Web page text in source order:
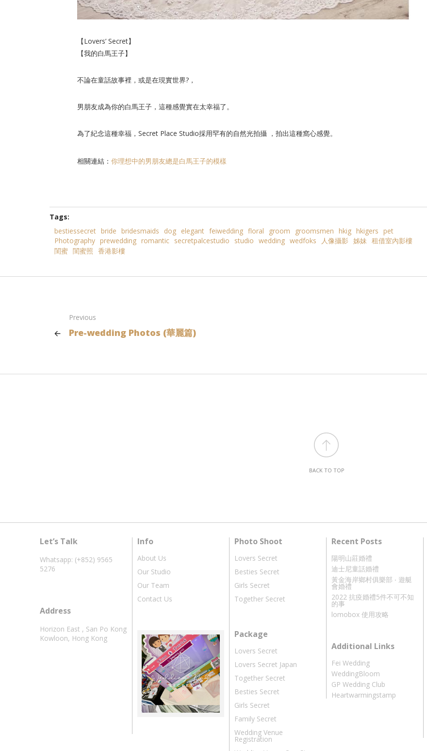
【Lovers’ Secret】
【我的白馬王子】
不論在童話故事裡，或是在現實世界?，
男朋友成為你的白馬王子，這種感覺實在太幸福了。
為了紀念這種幸福，Secret Place Studio採用罕有的自然光拍攝 ，拍出這種窩心感覺。
相關連結： 你理想中的男朋友總是白馬王子的模樣
Tags:
bestiessecret bride bridesmaids dog elegant feiwedding floral groom groomsmen hkig hkigers pet
Photography prewedding romantic secretpalcestudio studio wedding wedfoks 人像攝影 姊妹 租借室內影樓
閨蜜 閨蜜照 香港影樓
Previous
Pre-wedding Photos (華麗篇)
BACK TO TOP
Let’s Talk
Whatsapp: (+852) 9565
5276
Address
Horizon East , San Po Kong
Kowloon, Hong Kong
Info
About Us
Our Studio
Our Team
Contact Us
Photo Shoot
Lovers Secret
Besties Secret
Girls Secret
Together Secret
Package
Lovers Secret
Lovers Secret Japan
Together Secret
Besties Secret
Girls Secret
Family Secret
Wedding Venue
Registration
Recent Posts
陽明山莊婚禮
迪士尼童話婚禮
黃金海岸鄉村俱樂部 ‧ 遊艇
會婚禮
2022 抗疫婚禮5件不可不知
的事
lomobox 使用攻略
Additional Links
Fei Wedding
WeddingBloom
GP Wedding Club
Heartwarmingstamp